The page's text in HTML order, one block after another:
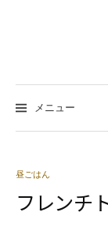
ス
キ
プ
メニュー
昼ごはん
フレンチ